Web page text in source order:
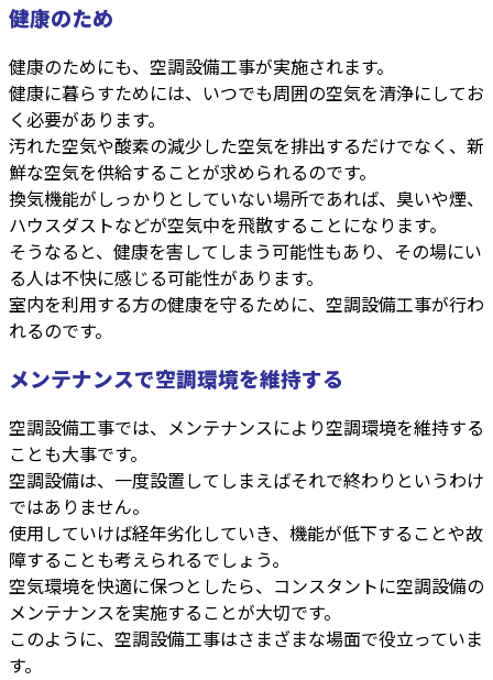
健康のため
健康のためにも、空調設備工事が実施されます。
健康に暮らすためには、いつでも周囲の空気を清浄にしてお
く必要があります。
汚れた空気や酸素の減少した空気を排出するだけでなく、新
鮮な空気を供給することが求められるのです。
換気機能がしっかりとしていない場所であれば、臭いや煙、
ハウスダストなどが空気中を飛散することになります。
そうなると、健康を害してしまう可能性もあり、その場にい
る人は不快に感じる可能性があります。
室内を利用する方の健康を守るために、空調設備工事が行わ
れるのです。
メンテナンスで空調環境を維持する
空調設備工事では、メンテナンスにより空調環境を維持する
ことも大事です。
空調設備は、一度設置してしまえばそれで終わりというわけ
ではありません。
使用していけば経年劣化していき、機能が低下することや故
障することも考えられるでしょう。
空気環境を快適に保つとしたら、コンスタントに空調設備の
メンテナンスを実施することが大切です。
このように、空調設備工事はさまざまな場面で役立っていま
す。